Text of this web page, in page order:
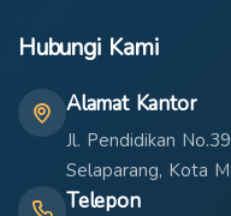
Hubungi Kami
Alamat Kantor
Jl. Pendidikan
Selaparang, Kota
Telepon